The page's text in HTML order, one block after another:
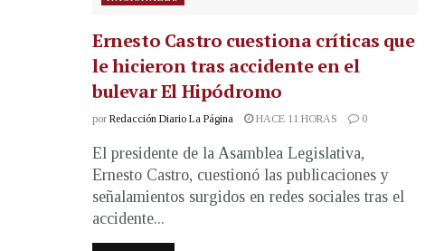
Ernesto Castro cuestiona críticas que
le hicieron tras accidente en el
bulevar El Hipódromo
por Redacción Diario La Página HACE 11 HORAS 0
El presidente de la Asamblea Legislativa,
Ernesto Castro, cuestionó las publicaciones y
señalamientos surgidos en redes sociales tras el
accidente...